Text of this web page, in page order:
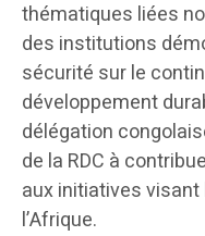
thématiques liées
des institutions
sécurité sur le
développement
délégation
de la RDC à
aux initiatives visant
l’Afrique.